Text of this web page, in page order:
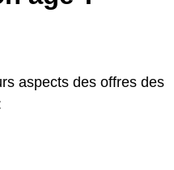
aspects des offres des